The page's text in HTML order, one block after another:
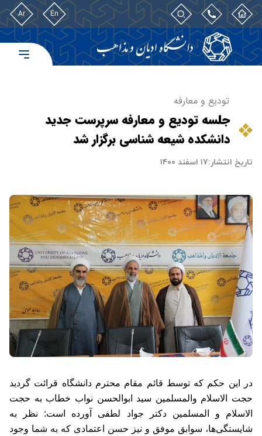
En
Ar
تودیع و معارفه
جلسه تودیع و معارفه سرپرست جدید
دانشکده شیعه شناسی برگزار شد
تاریخ انتشار:۱۷ اسفند ۱۴۰۰
در این حکم که توسط قائم مقام محترم دانشگاه قرائت گردید
حجت الاسلام والمسلمین سید ابوالحسن نواب خطاب به حجت
الاسلام و المسلمین دکتر جواد لطفی آورده است: نظر به
شایستگی‌ها، سوابق موفق و نیز حسن اعتمادی که به شما وجود